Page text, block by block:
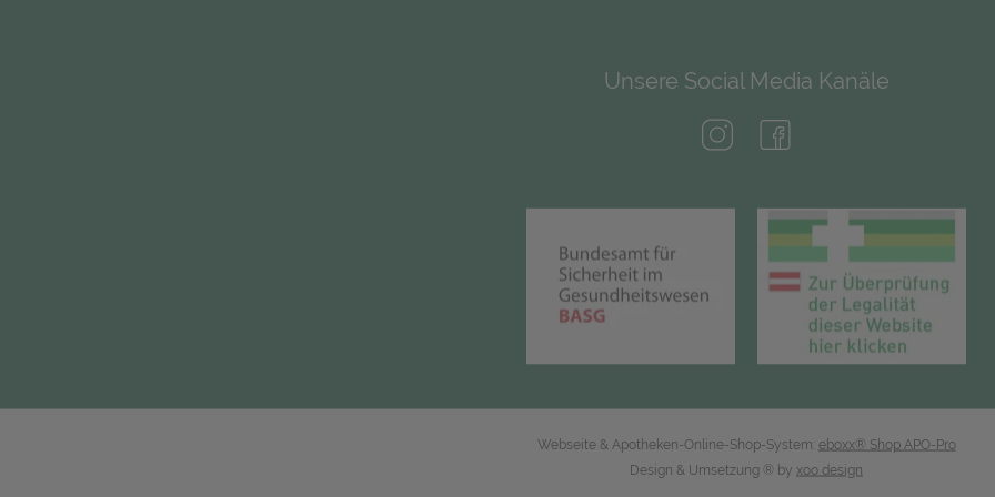
Unsere Social Media Kanäle
(öffnet in neuem Tab)
(öffnet in neuem Tab)
Webseite & Apotheken-Online-Shop-System: eboxx® Shop APO-Pro
Design & Umsetzung ® by xoo design